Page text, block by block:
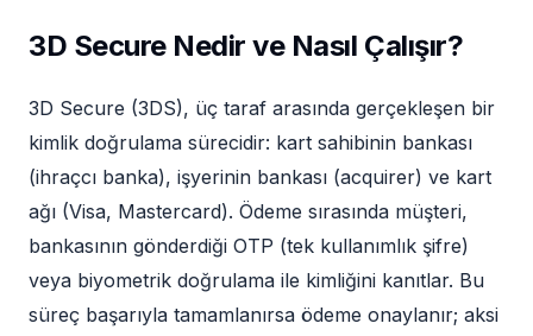
3D Secure Nedir ve Nasıl Çalışır?
3D Secure (3DS), üç taraf arasında gerçekleşen bir
kimlik doğrulama sürecidir: kart sahibinin bankası
(ihraçcı banka), işyerinin bankası (acquirer) ve kart
ağı (Visa, Mastercard). Ödeme sırasında müşteri,
bankasının gönderdiği OTP (tek kullanımlık şifre)
veya biyometrik doğrulama ile kimliğini kanıtlar. Bu
süreç başarıyla tamamlanırsa ödeme onaylanır; aksi